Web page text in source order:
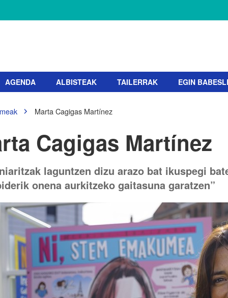
AGENDA ALBISTEAK TAILERRAK EGIN
Marta Cagigas Martínez
Cagigas Martínez
laguntzen dizu arazo bat ikuspegi
onena aurkitzeko gaitasuna garatzen”